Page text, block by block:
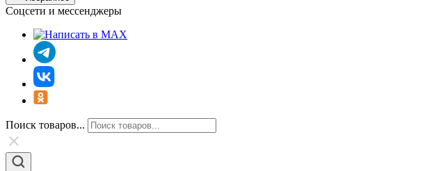
Соцсети и мессенджеры
Поиск товаров...